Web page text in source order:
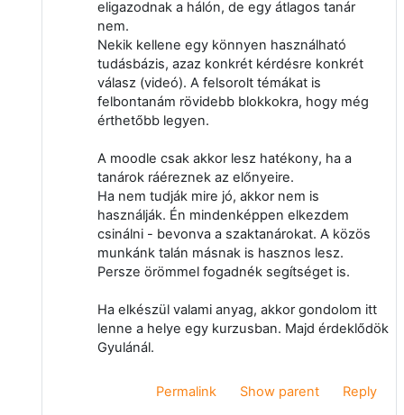
eligazodnak a hálón, de egy átlagos tanár
nem.
Nekik kellene egy könnyen használható
tudásbázis, azaz konkrét kérdésre konkrét
válasz (videó). A felsorolt témákat is
felbontanám rövidebb blokkokra, hogy még
érthetőbb legyen.
A moodle csak akkor lesz hatékony, ha a
tanárok ráéreznek az előnyeire.
Ha nem tudják mire jó, akkor nem is
használják. Én mindenképpen elkezdem
csinálni - bevonva a szaktanárokat. A közös
munkánk talán másnak is hasznos lesz.
Persze örömmel fogadnék segítséget is.
Ha elkészül valami anyag, akkor gondolom itt
lenne a helye egy kurzusban. Majd érdeklődök
Gyulánál.
Permalink Show parent Reply